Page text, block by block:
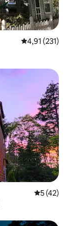
4,91 de uma
4,91 (231)
5 de uma
5 (42)